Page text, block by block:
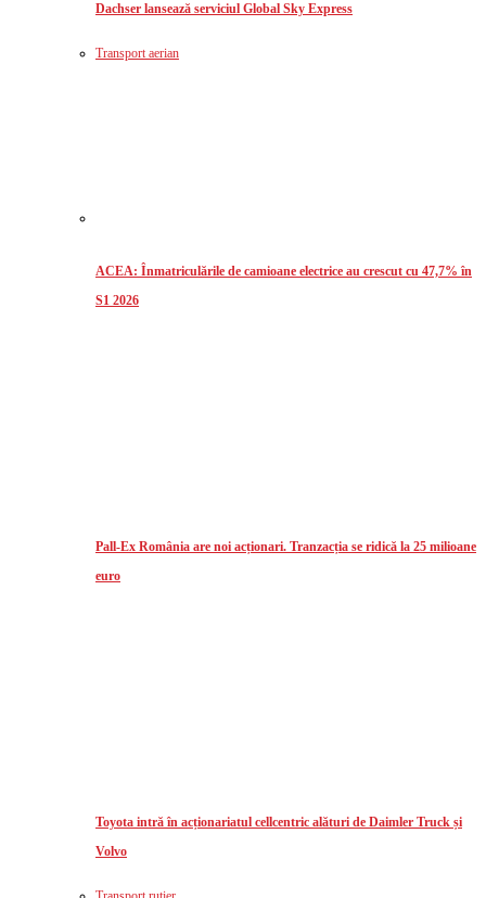
Dachser lansează serviciul Global Sky Express
Transport aerian
ACEA: Înmatriculările de camioane electrice au crescut cu 47,7% în
S1 2026
Pall-Ex România are noi acționari. Tranzacția se ridică la 25 milioane
euro
Toyota intră în acționariatul cellcentric alături de Daimler Truck și
Volvo